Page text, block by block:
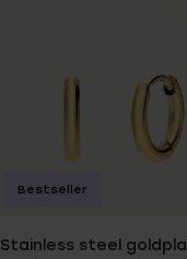
Stainless steel
Bestseller